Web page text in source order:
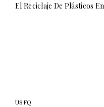
El Reciclaje De Plásticos
USFQ